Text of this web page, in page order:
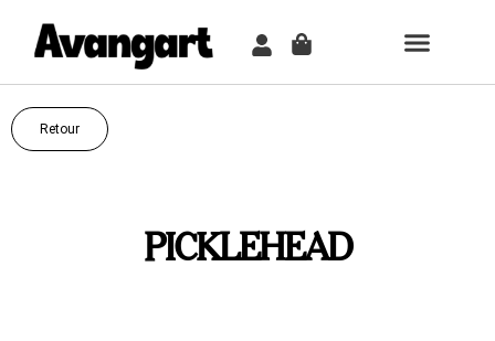
Retour
PICKLEHEAD